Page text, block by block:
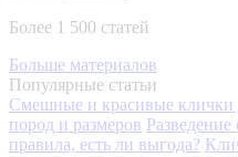
Более 1 500 статей
Больше материалов
Популярные статьи
Смешные и красивые клички
пород и размеров
правила, есть ли выгода?